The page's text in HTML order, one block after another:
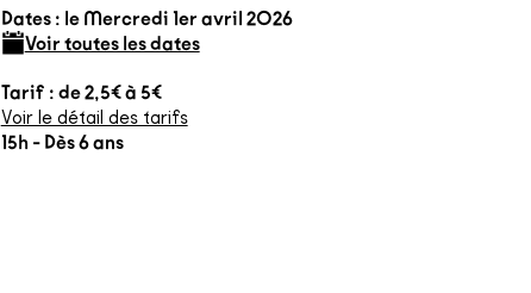
Dates : le Mercredi 1er avril 2026
Voir toutes les dates
Tarif : de 2,5€ à 5€
Voir le détail des tarifs
15h - Dès 6 ans